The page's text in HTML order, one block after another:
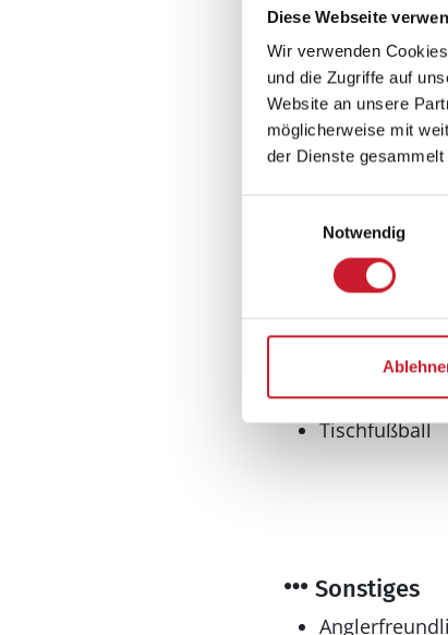
Diese Webseite
Wir verwenden
und die Zugriffe auf
Website an unsere
möglicherweise mit
der Dienste gesammelt
Notwendig
Herd
El-Kochplatten/
Kühlschrank
Mikrowelle
Wellness
Sauna
Whirlpool
Tischfußball
Sonstiges